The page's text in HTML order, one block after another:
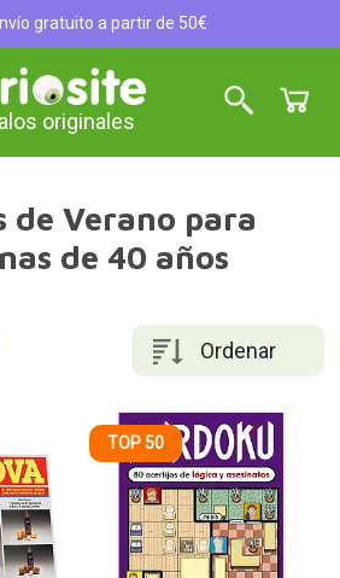
gratuito a partir de 50€
originales
de Verano para
de 40 años
Ordenar
TOP 50